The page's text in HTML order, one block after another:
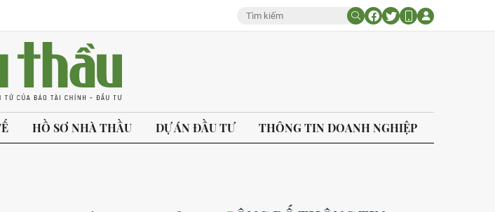
HỒ SƠ NHÀ THẦU DỰ ÁN ĐẦU TƯ THÔNG TIN DOANH NGHIỆP